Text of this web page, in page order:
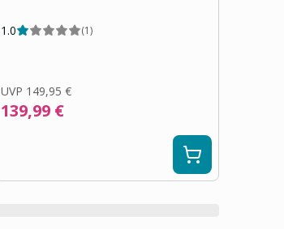
1.0 (1)
UVP 149,95 €
139,99 €